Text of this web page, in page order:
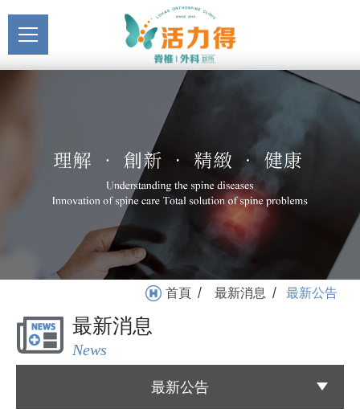
最新公告_最新消息 | 活力
得
主選單关于活力得
医疗服务
Medical Service
Registration
就医指南
卫教专区
Health Education
首頁 / 最新消息 / 最新公告
最新消息
News
最新公告